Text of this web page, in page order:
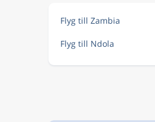
Flyg till Zambia
Flyg till Ndola